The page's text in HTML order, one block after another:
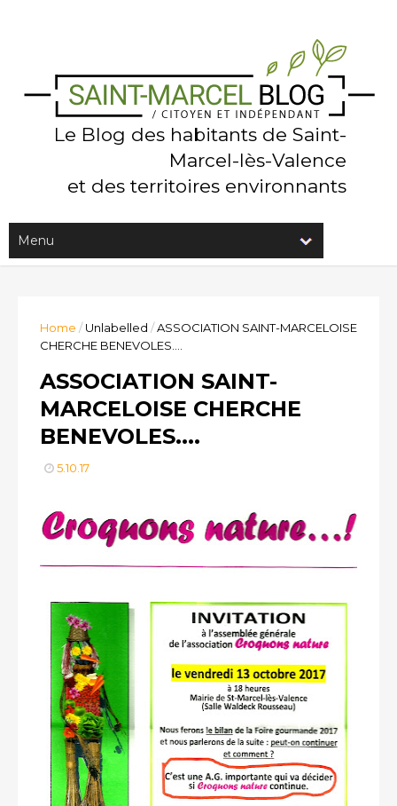
Le Blog des habitants de Saint-
Marcel-lès-Valence
et des territoires environnants
Home /Unlabelled /ASSOCIATION SAINT-MARCELOISE
CHERCHE BENEVOLES....
ASSOCIATION SAINT-
MARCELOISE CHERCHE
BENEVOLES....
5.10.17